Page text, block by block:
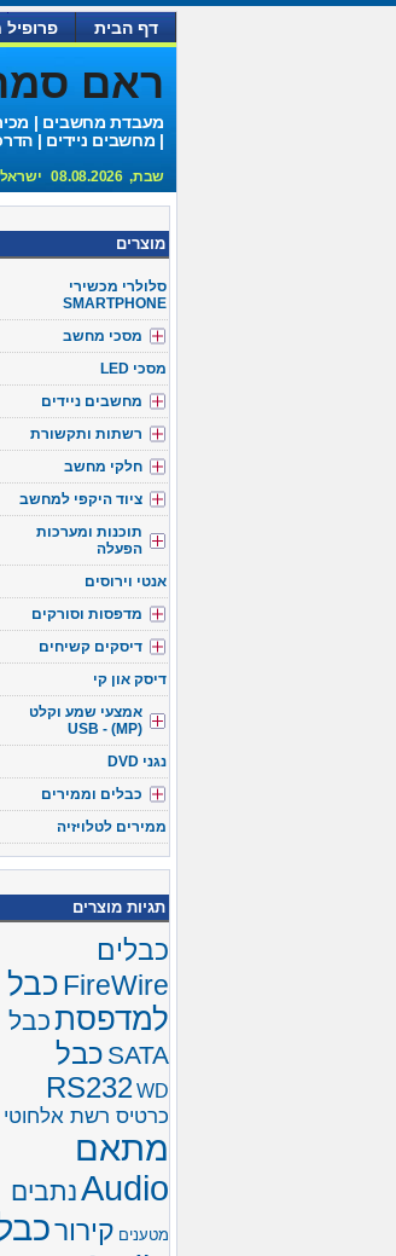
דף הבית
ראם
מעבדת מחשבים |
| מחשבים ניידים |
שבת, 08.08.2026 ישראל 07:06
מוצרים
סלולרי מכשירי
SMARTPHONE
מסכי מחשב
מסכי LED
מחשבים ניידים
רשתות ותקשורת
חלקי מחשב
ציוד היקפי למחשב
תוכנות ומערכות
הפעלה
אנטי וירוסים
מדפסות וסורקים
דיסקים קשיחים
דיסק און קי
אמצעי שמע וקלט
(USB - (MP
נגני DVD
כבלים וממירים
ממירים לטלויזיה
תגיות מוצרים
כבלים
FireWireכבל
למדפסתכבל
SATA כבל
RS232WD
כרטיס רשת אלחוטי
מתאם
Audioנתבים
מטענים קירור